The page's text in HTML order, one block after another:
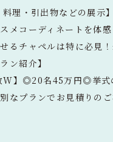
理・引出物などの展
メコーディネートを体
るチャペルは特に必見
ン紹介】
W】◎20名45万円◎挙
なプランでお見積りの